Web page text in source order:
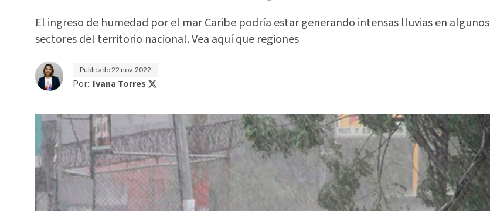
El ingreso de humedad por el mar Caribe podría estar generando intensas lluvias en algunos
sectores del territorio nacional. Vea aquí que regiones
Publicado22 nov. 2022
Por: Ivana Torres